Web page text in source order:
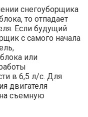
снегоуборщика
то отпадает
Если будущий
с самого начала
или
в 6,5 л/с. Для
двигателя
съемную